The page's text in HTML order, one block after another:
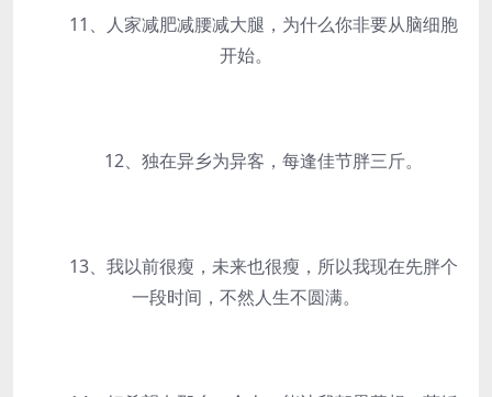
11、人家减肥减腰减大腿，为什么你非要从脑细胞
开始。
12、独在异乡为异客，每逢佳节胖三斤。
13、我以前很瘦，未来也很瘦，所以我现在先胖个
一段时间，不然人生不圆满。